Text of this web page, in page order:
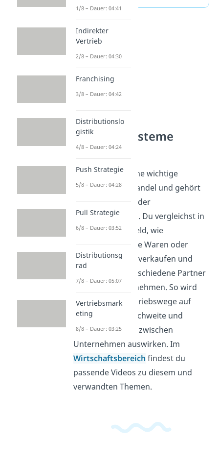
Vertriebssysteme
verstehen
Franchising ist eine wichtige
Absatzform im Handel und gehört
zum Themenfeld der
Vertriebssysteme. Du vergleichst in
diesem Themenfeld, wie
Unternehmen ihre Waren oder
Dienstleistungen verkaufen und
welche Rollen verschiedene Partner
im Vertrieb übernehmen. So wird
klar, wie sich Vertriebswege auf
Marktauftritt, Reichweite und
Zusammenarbeit zwischen
Unternehmen auswirken. Im
Wirtschaftsbereich findest du
passende Videos zu diesem und
verwandten Themen.
1/8 – Dauer: 04:41
Indirekter
Vertrieb
2/8 – Dauer: 04:30
Franchising
3/8 – Dauer: 04:42
Distributionslo
gistik
4/8 – Dauer: 04:24
Push Strategie
5/8 – Dauer: 04:28
Pull Strategie
6/8 – Dauer: 03:52
Distributionsg
rad
7/8 – Dauer: 05:07
Vertriebsmark
eting
8/8 – Dauer: 03:25